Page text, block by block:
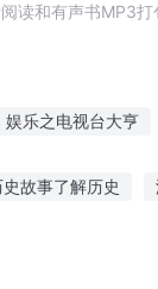
读和有声书MP3打
娱乐之电视台大亨
故事了解历史